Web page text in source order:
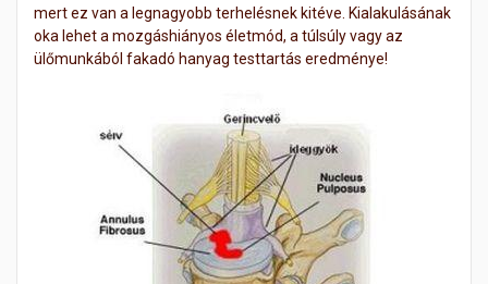
mert ez van a legnagyobb terhelésnek kitéve. Kialakulásának
oka lehet a mozgáshiányos életmód, a túlsúly vagy az
ülőmunkából fakadó hanyag testtartás eredménye!